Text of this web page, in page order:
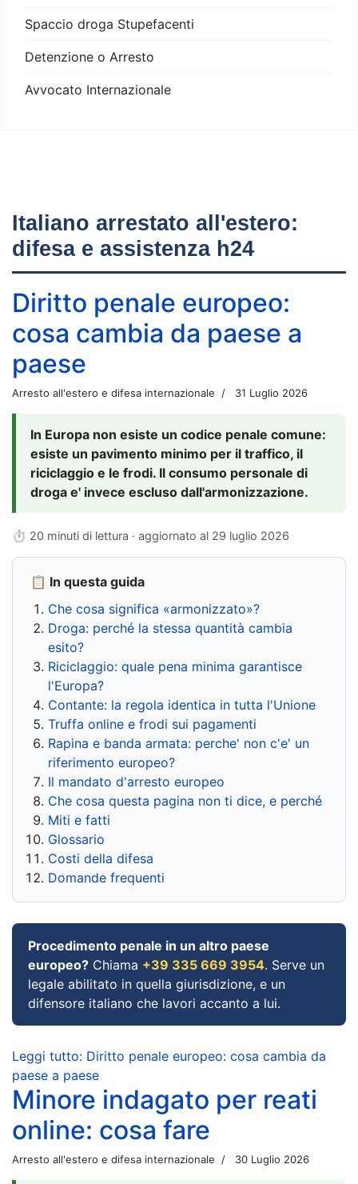
Spaccio droga Stupefacenti
Detenzione o Arresto
Avvocato Internazionale
Italiano arrestato all'estero:
difesa e assistenza h24
Diritto penale europeo:
cosa cambia da paese a
paese
Arresto all'estero e difesa internazionale 31 Luglio 2026
In Europa non esiste un codice penale comune:
esiste un pavimento minimo per il traffico, il
riciclaggio e le frodi. Il consumo personale di
droga e' invece escluso dall'armonizzazione.
⏱ 20 minuti di lettura · aggiornato al 29 luglio 2026
📋 In questa guida
Che cosa significa «armonizzato»?
Droga: perché la stessa quantità cambia
esito?
Riciclaggio: quale pena minima garantisce
l'Europa?
Contante: la regola identica in tutta l'Unione
Truffa online e frodi sui pagamenti
Rapina e banda armata: perche' non c'e' un
riferimento europeo?
Il mandato d'arresto europeo
Che cosa questa pagina non ti dice, e perché
Miti e fatti
Glossario
Costi della difesa
Domande frequenti
Procedimento penale in un altro paese
europeo? Chiama +39 335 669 3954. Serve un
legale abilitato in quella giurisdizione, e un
difensore italiano che lavori accanto a lui.
Leggi tutto: Diritto penale europeo: cosa cambia da
paese a paese
Minore indagato per reati
online: cosa fare
Arresto all'estero e difesa internazionale 30 Luglio 2026